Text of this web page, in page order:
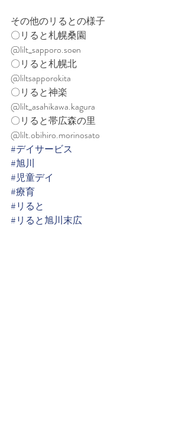
その他のリるとの様子
〇リると札幌桑園
@lilt_sapporo.soen
〇リると札幌北
@liltsapporokita
〇リると神楽
@lilt_asahikawa.kagura
〇リると帯広森の里
@lilt.obihiro.morinosato
#デイサービス
#旭川
#児童デイ
#療育
#リると
#リると旭川末広